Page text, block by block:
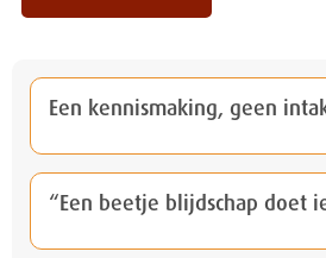
Een kennismaking, geen
“Een beetje blijdschap doet